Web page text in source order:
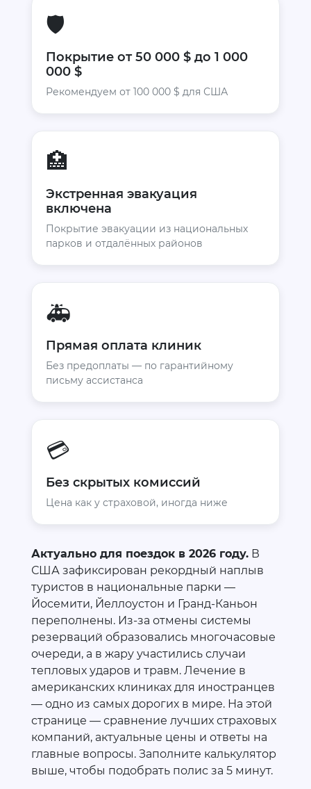
🛡️
Покрытие от 50 000 $ до 1 000
000 $
Рекомендуем от 100 000 $ для США
🏥
Экстренная эвакуация
включена
Покрытие эвакуации из национальных
парков и отдалённых районов
🚑
Прямая оплата клиник
Без предоплаты — по гарантийному
письму ассистанса
💳
Без скрытых комиссий
Цена как у страховой, иногда ниже
Актуально для поездок в 2026 году. В
США зафиксирован рекордный наплыв
туристов в национальные парки —
Йосемити, Йеллоустон и Гранд-Каньон
переполнены. Из-за отмены системы
резерваций образовались многочасовые
очереди, а в жару участились случаи
тепловых ударов и травм. Лечение в
американских клиниках для иностранцев
— одно из самых дорогих в мире. На этой
странице — сравнение лучших страховых
компаний, актуальные цены и ответы на
главные вопросы. Заполните калькулятор
выше, чтобы подобрать полис за 5 минут.